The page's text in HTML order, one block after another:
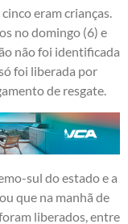
eram crianças.
no domingo (6) e
não foi identificada
foi liberada por
de resgate.
sul do estado e a
que na manhã de
liberados, entre